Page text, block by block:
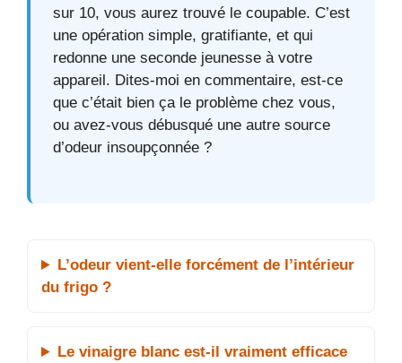
sur 10, vous aurez trouvé le coupable. C’est
une opération simple, gratifiante, et qui
redonne une seconde jeunesse à votre
appareil. Dites-moi en commentaire, est-ce
que c’était bien ça le problème chez vous,
ou avez-vous débusqué une autre source
d’odeur insoupçonnée ?
L’odeur vient-elle forcément de l’intérieur
du frigo ?
Le vinaigre blanc est-il vraiment efficace